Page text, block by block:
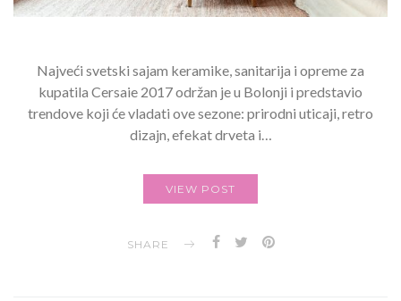
Najveći svetski sajam keramike, sanitarija i opreme za
kupatila Cersaie 2017 održan je u Bolonji i predstavio
trendove koji će vladati ove sezone: prirodni uticaji, retro
dizajn, efekat drveta i…
VIEW POST
SHARE